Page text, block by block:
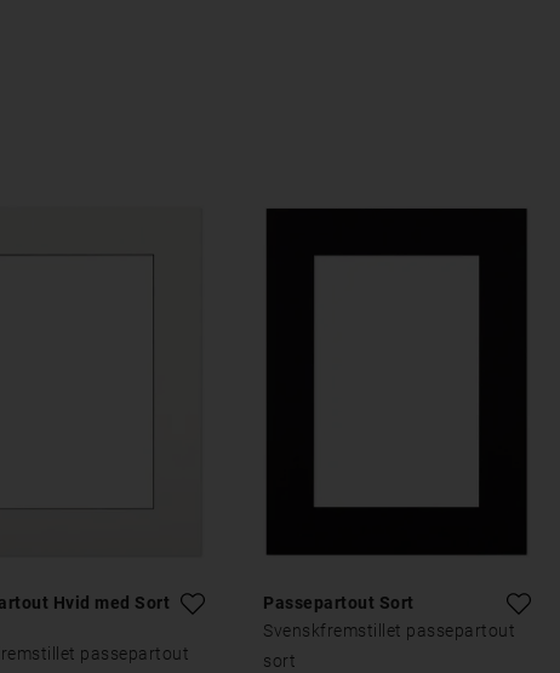
Hvid med Sort
passepartout
Passepartout Sort
Svenskfremstillet passepartout
sort